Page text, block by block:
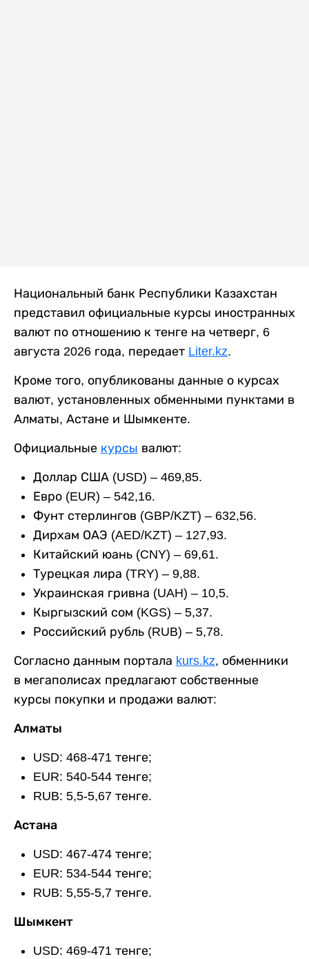
Национальный банк Республики Казахстан
представил официальные курсы иностранных
валют по отношению к тенге на четверг, 6
августа 2026 года, передает Liter.kz.
Кроме того, опубликованы данные о курсах
валют, установленных обменными пунктами в
Алматы, Астане и Шымкенте.
Официальные курсы валют:
Доллар США (USD) – 469,85.
Евро (EUR) – 542,16.
Фунт стерлингов (GBP/KZT) – 632,56.
Дирхам ОАЭ (AED/KZT) – 127,93.
Китайский юань (CNY) – 69,61.
Турецкая лира (TRY) – 9,88.
Украинская гривна (UAH) – 10,5.
Кыргызский сом (KGS) – 5,37.
Российский рубль (RUB) – 5,78.
Согласно данным портала kurs.kz, обменники
в мегаполисах предлагают собственные
курсы покупки и продажи валют:
Алматы
USD: 468-471 тенге;
EUR: 540-544 тенге;
RUB: 5,5-5,67 тенге.
Астана
USD: 467-474 тенге;
EUR: 534-544 тенге;
RUB: 5,55-5,7 тенге.
Шымкент
USD: 469-471 тенге;